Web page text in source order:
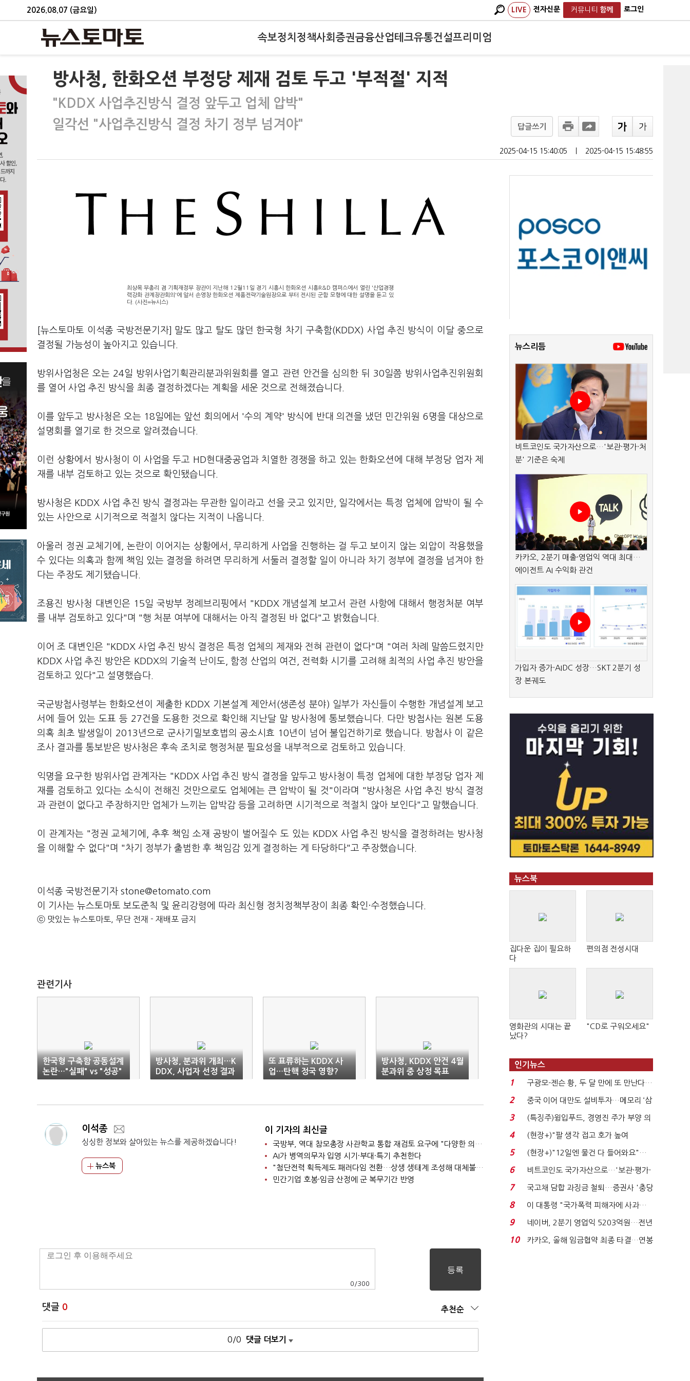
2026.08.07 (금요일) LIVE 전자신문 커뮤니티 함께 로그인
속보정치 정책사회 증권금융산업테크유통건설프리미엄
방사청, 한화오션 부정당 제재 검토 두고 '부적절' 지적
"KDDX 사업추진방식 결정 앞두고 업체 압박"
일각선 "사업추진방식 결정 차기 정부 넘겨야"
답글쓰기
2025-04-15 15:40:05 2025-04-15 15:48:55
최상목 부총리 겸 기획재정부 장관이 지난해 12월11일 경기 시흥시 한화오션 시흥R&D 캠퍼스에서 열린 '산업경쟁
력강화 관계장관회의'에 앞서 손영창 한화오션 제품전략기술원장으로 부터 전시된 군함 모형에 대한 설명을 듣고 있
다. (사진=뉴시스)
[뉴스토마토 이석종 국방전문기자] 말도 많고 탈도 많던 한국형 차기 구축함(KDDX) 사업 추진 방식이 이달 중으로
결정될 가능성이 높아지고 있습니다.
방위사업청은 오는 24일 방위사업기획관리분과위원회를 열고 관련 안건을 심의한 뒤 30일쯤 방위사업추진위원회
를 열어 사업 추진 방식을 최종 결정하겠다는 계획을 세운 것으로 전해졌습니다.
이를 앞두고 방사청은 오는 18일에는 앞선 회의에서 '수의 계약' 방식에 반대 의견을 냈던 민간위원 6명을 대상으로
설명회를 열기로 한 것으로 알려졌습니다.
이런 상황에서 방사청이 이 사업을 두고 HD현대중공업과 치열한 경쟁을 하고 있는 한화오션에 대해 부정당 업자 제
재를 내부 검토하고 있는 것으로 확인됐습니다.
방사청은 KDDX 사업 추진 방식 결정과는 무관한 일이라고 선을 긋고 있지만, 일각에서는 특정 업체에 압박이 될 수
있는 사안으로 시기적으로 적절치 않다는 지적이 나옵니다.
아울러 정권 교체기에, 논란이 이어지는 상황에서, 무리하게 사업을 진행하는 걸 두고 보이지 않는 외압이 작용했을
수 있다는 의혹과 함께 책임 있는 결정을 하려면 무리하게 서둘러 결정할 일이 아니라 차기 정부에 결정을 넘겨야 한
다는 주장도 제기됐습니다.
조용진 방사청 대변인은 15일 국방부 정례브리핑에서 "KDDX 개념설계 보고서 관련 사항에 대해서 행정처분 여부
를 내부 검토하고 있다"며 "행 처분 여부에 대해서는 아직 결정된 바 없다"고 밝혔습니다.
이어 조 대변인은 "KDDX 사업 추진 방식 결정은 특정 업체의 제재와 전혀 관련이 없다"며 "여러 차례 말씀드렸지만
KDDX 사업 추진 방안은 KDDX의 기술적 난이도, 함정 산업의 여건, 전력화 시기를 고려해 최적의 사업 추진 방안을
검토하고 있다"고 설명했습다.
국군방첩사령부는 한화오션이 제출한 KDDX 기본설계 제안서(생존성 분야) 일부가 자신들이 수행한 개념설계 보고
서에 들어 있는 도표 등 27건을 도용한 것으로 확인해 지난달 말 방사청에 통보했습니다. 다만 방첩사는 원본 도용
의혹 최초 발생일이 2013년으로 군사기밀보호법의 공소시효 10년이 넘어 불입건하기로 했습니다. 방첩사 이 같은
조사 결과를 통보받은 방사청은 후속 조치로 행정처분 필요성을 내부적으로 검토하고 있습니다.
익명을 요구한 방위사업 관계자는 "KDDX 사업 추진 방식 결정을 앞두고 방사청이 특정 업체에 대한 부정당 업자 제
재를 검토하고 있다는 소식이 전해진 것만으로도 업체에는 큰 압박이 될 것"이라며 "방사청은 사업 추진 방식 결정
과 관련이 없다고 주장하지만 업체가 느끼는 압박감 등을 고려하면 시기적으로 적절치 않아 보인다"고 말했습니다.
이 관계자는 "정권 교체기에, 추후 책임 소재 공방이 벌어질수 도 있는 KDDX 사업 추진 방식을 결정하려는 방사청
을 이해할 수 없다"며 "차기 정부가 출범한 후 책임감 있게 결정하는 게 타당하다"고 주장했습니다.
이석종 국방전문기자 stone@etomato.com
이 기사는 뉴스토마토 보도준칙 및 윤리강령에 따라 최신형 정치정책부장이 최종 확인·수정했습니다.
ⓒ 맛있는 뉴스토마토, 무단 전재 - 재배포 금지
관련기사
한국형 구축함 공동설계
논란…"실패" vs "성공"
방사청, 분과위 개최…K
DDX, 사업자 선정 결과
나온다
또 표류하는 KDDX 사
업…탄핵 정국 영향?
방사청, KDDX 안건 4월
분과위 중 상정 목표
이석종
싱싱한 정보와 살아있는 뉴스를 제공하겠습니다!
뉴스북
이 기자의 최신글
국방부, 역대 참모총장 사관학교 통합 재검토 요구에 "다양한 의견 수렴해 합리적 시스템 만들 것"
AI가 병역의무자 입영 시기·부대·특기 추천한다
"첨단전력 획득제도 패러다임 전환…상생 생태계 조성해 대체불가 K-방산 도약"
민간기업 호봉·임금 산정에 군 복무기간 반영
0 /300
댓글 0 추천순
0/0 댓글 더보기
뉴스리듬
비트코인도 국가자산으로…'보관·평가·처
분' 기준은 숙제
카카오, 2분기 매출·영업익 역대 최대…
에이전트 AI 수익화 관건
가입자 증가·AIDC 성장…SKT 2분기 성
장 본궤도
뉴스북
집다운 집이 필요하
다
편의점 전성시대
영화관의 시대는 끝
났다?
"CD로 구워오세요"
인기뉴스
1
구광모-젠슨 황, 두 달 만에 또 만난다…
로봇·AI 등 논...
2
중국 이어 대만도 설비투자…메모리 ‘삼
국전쟁’
3
(특징주)윙입푸드, 경영진 주가 부양 의
지에 상한가...
4
(현장+)"팔 생각 접고 호가 높여
요"…'덜 똘똘한 한 채' 20...
5
(현장+)"12일엔 물건 다 들어와요"…
빈 매대 채우며 문 연 ...
6
비트코인도 국가자산으로…'보관·평가·
처분' 기준은 ...
7
국고채 담합 과징금 철퇴…증권사 '충당
금 폭탄' 우려...
8
이 대통령 "국가폭력 피해자에 사과…
적극적 조사로 진...
9
네이버, 2분기 영업익 5203억원…전년
비 0.2% 감소...
10
카카오, 올해 임금협약 최종 타결…연봉